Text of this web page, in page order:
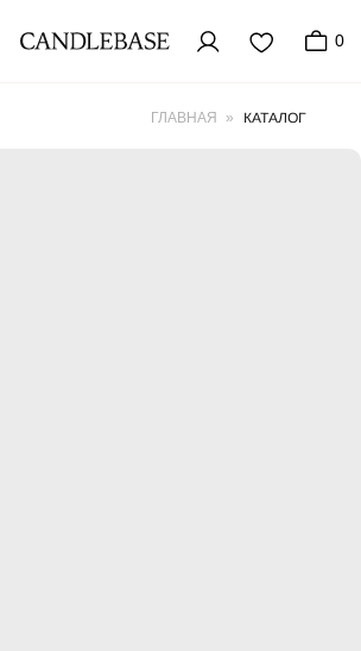
ГЛАВНАЯ КАТАЛОГ
»